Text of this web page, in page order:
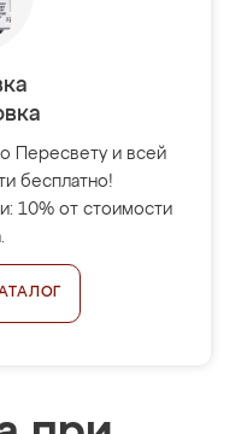
Пересвету и всей
бесплатно!
10% от стоимости